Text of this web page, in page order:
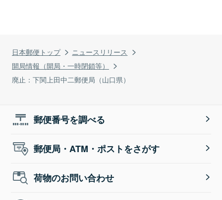
日本郵便トップ
ニュースリリース
開局情報（開局・一時閉鎖等）
廃止：下関上田中二郵便局（山口県）
郵便番号を調べる
郵便局・ATM・ポストをさがす
荷物のお問い合わせ